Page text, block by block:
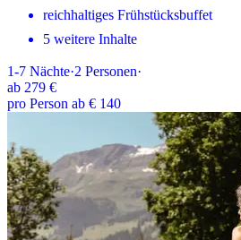
reichhaltiges Frühstücksbuffet
5 weitere Inhalte
1-7 Nächte·2 Personen·
ab 279 €
pro Person ab € 140